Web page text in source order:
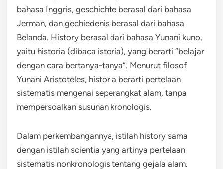
bahasa Inggris, geschichte berasal dari bahasa
Jerman, dan gechiedenis berasal dari bahasa
Belanda. History berasal dari bahasa Yunani kuno,
yaitu historia (dibaca istoria), yang berarti “belajar
dengan cara bertanya-tanya”. Menurut filosof
Yunani Aristoteles, historia berarti pertelaan
sistematis mengenai seperangkat alam, tanpa
mempersoalkan susunan kronologis.
Dalam perkembangannya, istilah history sama
dengan istilah scientia yang artinya pertelaan
sistematis nonkronologis tentang gejala alam.